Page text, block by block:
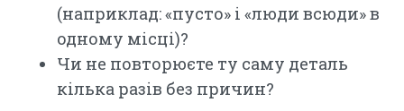
(наприклад: «пусто» і «люди всюди» в
одному місці)?
Чи не повторюєте ту саму деталь
кілька разів без причин?